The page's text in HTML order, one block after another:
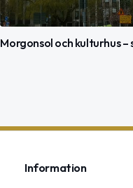
Morgonsol och kulturhus –
Information